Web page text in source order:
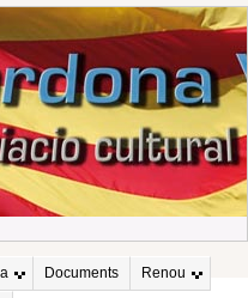
Documents Renou